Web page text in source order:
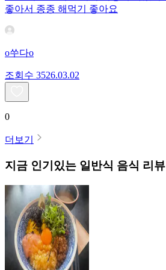
좋아서 종종 해먹기 좋아요
o쑤다o
조회수 3526.03.02
0
더보기
지금 인기있는 일반식 음식 리뷰